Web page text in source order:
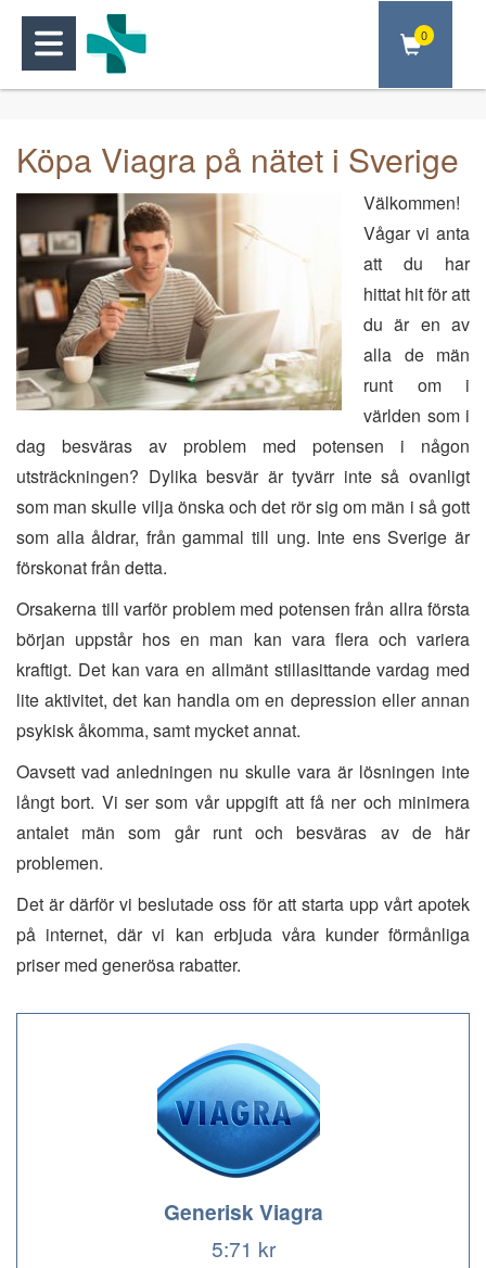
0
Köpa Viagra på nätet i Sverige
Välkommen!
Vågar vi anta
att du har
hittat hit för att
du är en av
alla de män
runt om i
världen som i
dag besväras av problem med potensen i någon
utsträckningen? Dylika besvär är tyvärr inte så ovanligt
som man skulle vilja önska och det rör sig om män i så gott
som alla åldrar, från gammal till ung. Inte ens Sverige är
förskonat från detta.
Orsakerna till varför problem med potensen från allra första
början uppstår hos en man kan vara flera och variera
kraftigt. Det kan vara en allmänt stillasittande vardag med
lite aktivitet, det kan handla om en depression eller annan
psykisk åkomma, samt mycket annat.
Oavsett vad anledningen nu skulle vara är lösningen inte
långt bort. Vi ser som vår uppgift att få ner och minimera
antalet män som går runt och besväras av de här
problemen.
Det är därför vi beslutade oss för att starta upp vårt apotek
på internet, där vi kan erbjuda våra kunder förmånliga
priser med generösa rabatter.
Generisk Viagra
5:71 kr